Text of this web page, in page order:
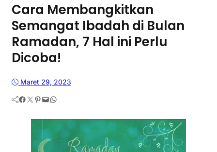
Cara Membangkitkan
Semangat Ibadah di Bulan
Ramadan, 7 Hal ini Perlu
Dicoba!
Maret 29, 2023
Facebook Twitter Pinterest Mail WhatsApp